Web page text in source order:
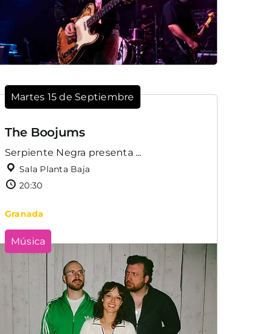
Martes 15 de Septiembre
The Boojums
Serpiente Negra presenta ...
Sala Planta Baja
20:30
Granada
Música